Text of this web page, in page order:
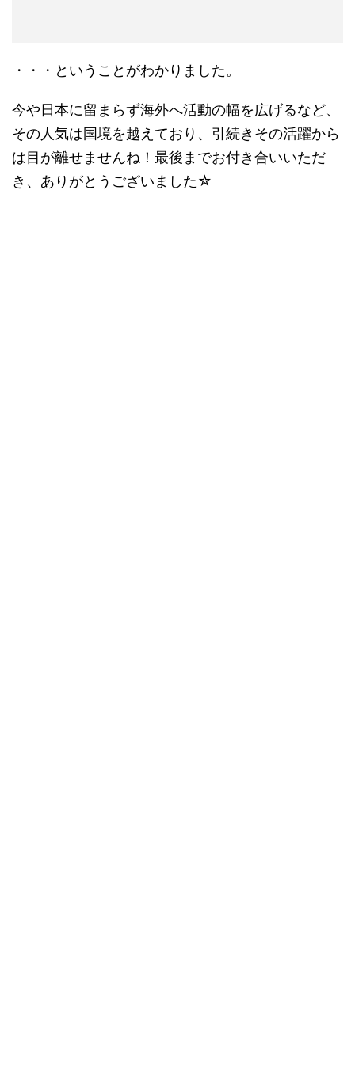
・・・ということがわかりました。
今や日本に留まらず海外へ活動の幅を広げるなど、
その人気は国境を越えており、引続きその活躍から
は目が離せませんね！最後までお付き合いいただ
き、ありがとうございました☆